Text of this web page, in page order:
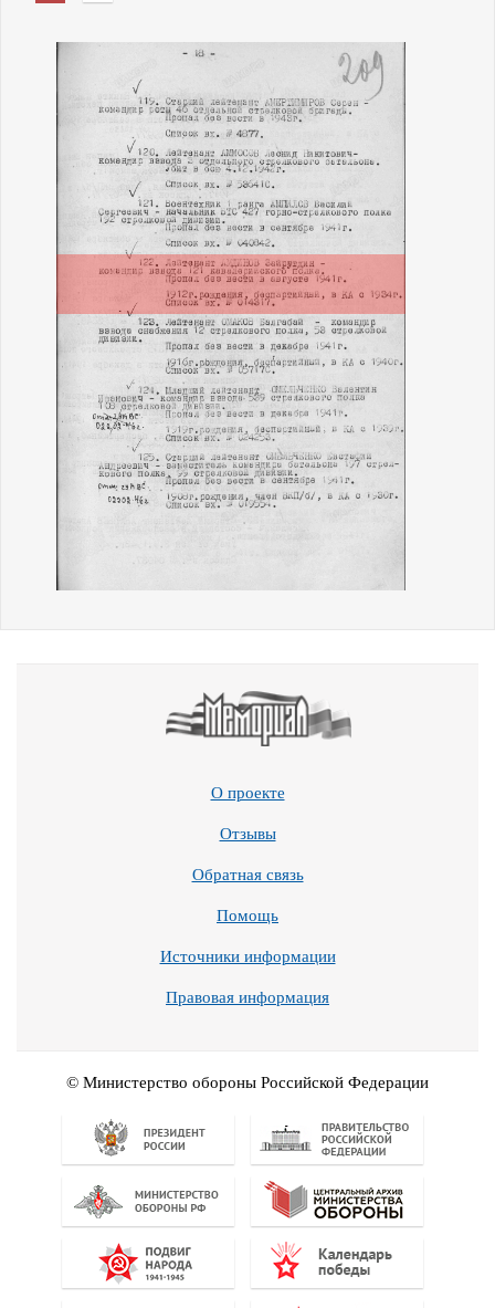
О проекте
Отзывы
Обратная связь
Помощь
Источники информации
Правовая информация
© Министерство обороны Российской Федерации